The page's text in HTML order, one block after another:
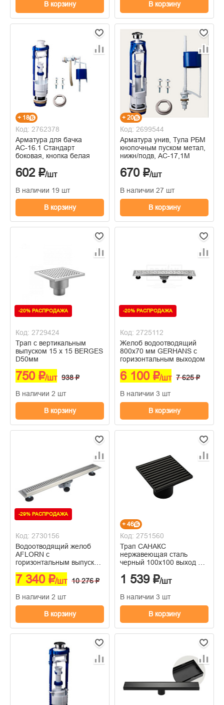
В корзину В корзину
+ 18
Код: 2762378
Арматура для бачка
АС-16.1 Стандарт
боковая, кнопка белая
602 ₽/шт
В наличии 19 шт
В корзину
+ 20
Код: 2699544
Арматура унив, Тула РБМ
кнопочным пуском метал,
нижн/подв, АС-17,1М
670 ₽/шт
В наличии 27 шт
В корзину
-20% РАСПРОДАЖА
Код: 2729424
Трап с вертикальным
выпуском 15 х 15 BERGES
D50мм
750 ₽/шт 938 ₽
В наличии 2 шт
В корзину
-20% РАСПРОДАЖА
Код: 2725112
Желоб водоотводящий
800х70 мм GERHANS с
горизонтальным выходом
6 100 ₽/шт 7 625 ₽
В наличии 3 шт
В корзину
-29% РАСПРОДАЖА
Код: 2730156
Водоотводящий желоб
AFLORN с
горизонтальным выпуском
сталь SUS 304
7 340 ₽/шт 10 276 ₽
В наличии 2 шт
В корзину
+ 46
Код: 2751560
Трап САНАКС
нержавеющая сталь
черный 100х100 выход 50
вертикальный-крышка
литая, с уникальной
системой слива воды
1 539 ₽/шт
В наличии 3 шт
В корзину